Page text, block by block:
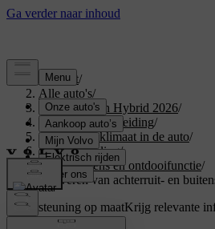
Support/
Alle auto's/
XC60 Plug-in Hybrid 2026/
Gebruikershandleiding/
Comfort en klimaat in de auto/
Klimaatregeling/
IJs, condens en ontdooifunctie/
Activeren van achterruit- en
Ondersteuning op maatKrijg relevante
specifieke auto.